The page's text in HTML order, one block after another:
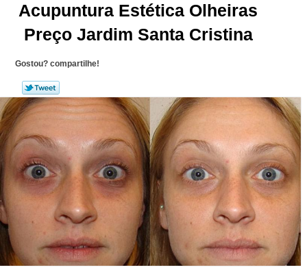
Acupuntura Estética Olheiras
Preço Jardim Santa Cristina
Gostou? compartilhe!